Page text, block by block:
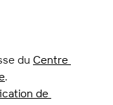
du Centre
.
de